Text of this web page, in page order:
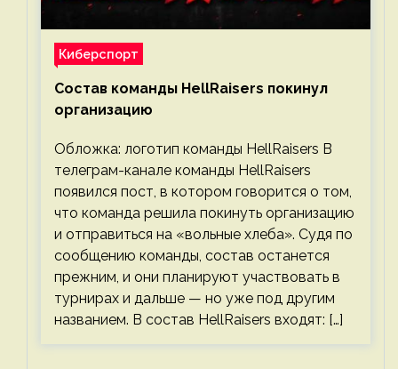
Киберспорт
Состав команды HellRaisers покинул
организацию
Обложка: логотип команды HellRaisers В
телеграм-канале команды HellRaisers
появился пост, в котором говорится о том,
что команда решила покинуть организацию
и отправиться на «вольные хлеба». Судя по
сообщению команды, состав останется
прежним, и они планируют участвовать в
турнирах и дальше — но уже под другим
названием. В состав HellRaisers входят: […]